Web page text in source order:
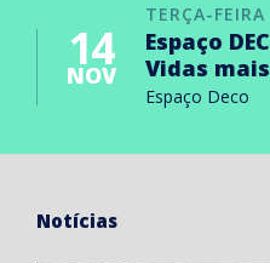
TERÇA-FEIRA
14
NOV
Espaço
Vidas
Espaço Deco
Notícias